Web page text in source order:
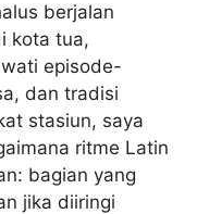
berjalan
kota tua,
episode-
dan tradisi
stasiun, saya
ritme Latin
bagian yang
jika diiringi